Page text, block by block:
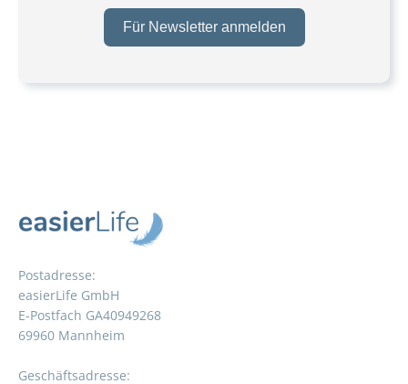
Für Newsletter anmelden
Postadresse:
easierLife GmbH
E-Postfach GA40949268
69960 Mannheim
Geschäftsadresse: